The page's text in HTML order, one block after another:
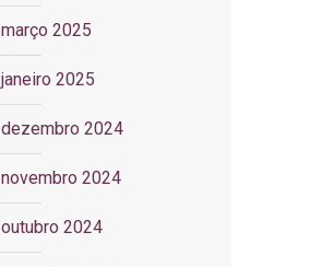
março 2025
janeiro 2025
dezembro 2024
novembro 2024
outubro 2024